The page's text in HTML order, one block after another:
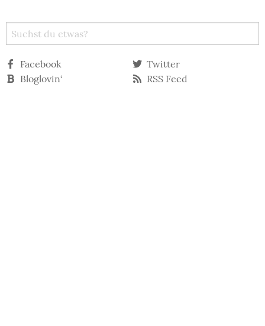
Facebook
Twitter
Bloglovin‘
RSS Feed